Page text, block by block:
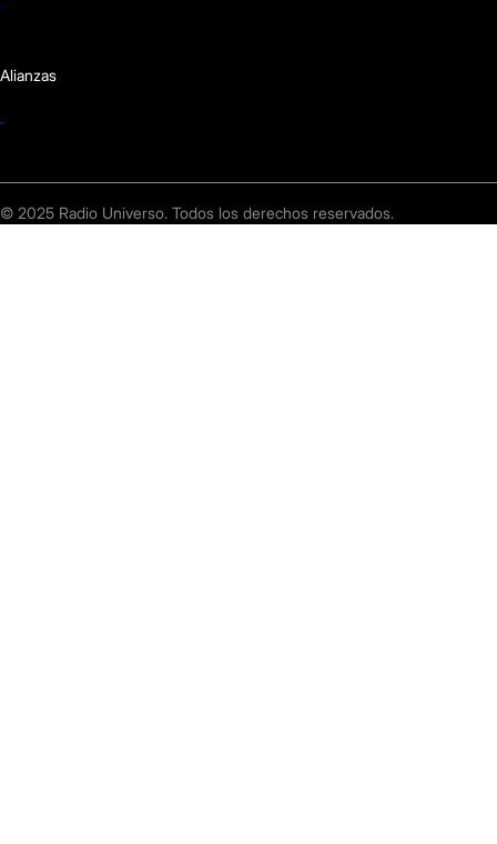
Alianzas
© 2025 Radio Universo. Todos los derechos reservados.